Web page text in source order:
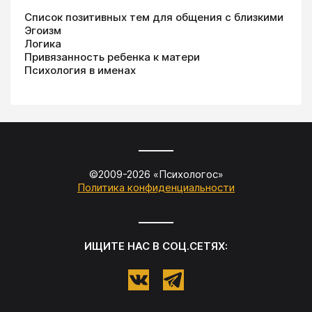
Список позитивных тем для общения с близкими
Эгоизм
Логика
Привязанность ребенка к матери
Психология в именах
©2009-2026 «Психологос»
Политика конфиденциальности
ИЩИТЕ НАС В СОЦ.СЕТЯХ: